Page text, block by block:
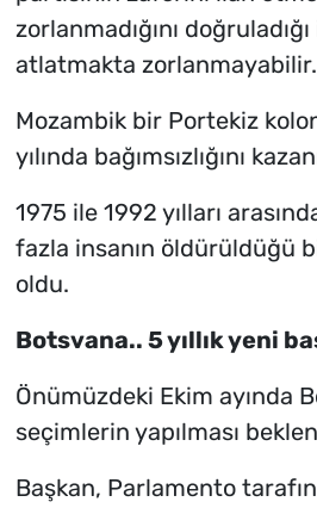
zorlanmadığını
atlatmakta zorlanmayabilir.
Mozambik bir Portekiz
yılında bağımsızlığını
1975 ile 1992 yılları
fazla insanın öldürüldüğü
oldu.
Botsvana.. 5 yıllık yeni
Önümüzdeki Ekim ayında
seçimlerin yapılması
Başkan, Parlamento